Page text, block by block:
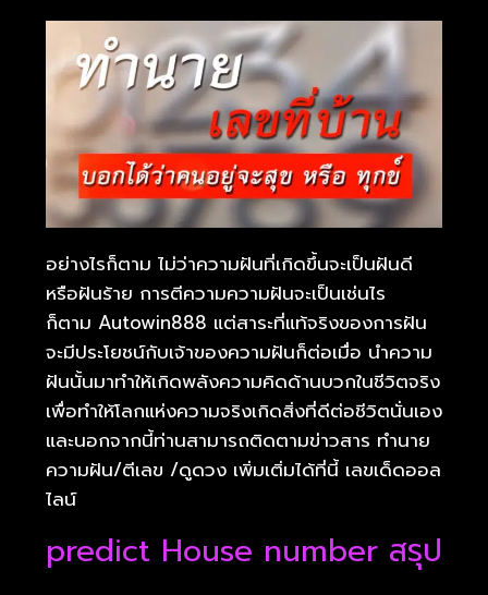
อย่างไรก็ตาม ไม่ว่าความฝันที่เกิดขึ้นจะเป็นฝันดี
หรือฝันร้าย การตีความความฝันจะเป็นเช่นไร
ก็ตาม Autowin888 แต่สาระที่แท้จริงของการฝัน
จะมีประโยชน์กับเจ้าของความฝันก็ต่อเมื่อ นำความ
ฝันนั้นมาทำให้เกิดพลังความคิดด้านบวกในชีวิตจริง
เพื่อทำให้โลกแห่งความจริงเกิดสิ่งที่ดีต่อชีวิตนั่นเอง
และนอกจากนี้ท่านสามารถติดตามข่าวสาร ทำนาย
ความฝัน/ตีเลข /ดูดวง เพิ่มเติ่มได้ที่นี้ เลขเด็ดออล
ไลน์
predict House number สรุป